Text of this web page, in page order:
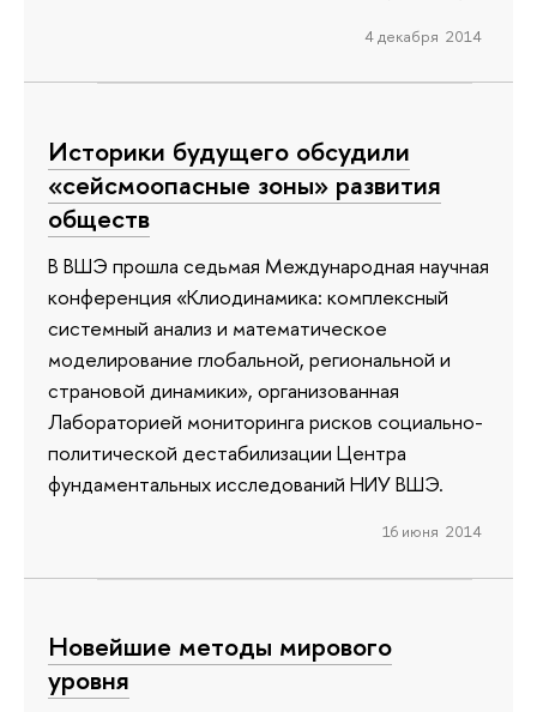
4 декабря 2014
Историки будущего обсудили
«сейсмоопасные зоны» развития
обществ
В ВШЭ прошла седьмая Международная научная
конференция «Клиодинамика: комплексный
системный анализ и математическое
моделирование глобальной, региональной и
страновой динамики», организованная
Лабораторией мониторинга рисков социально-
политической дестабилизации Центра
фундаментальных исследований НИУ ВШЭ.
16 июня 2014
Новейшие методы мирового
уровня